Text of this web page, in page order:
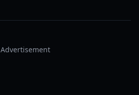
Advertisement